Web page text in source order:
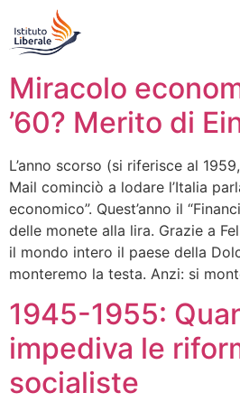
Miracolo
’60? Merito di
L’anno scorso (si riferisce al
Mail cominciò a lodare l’Italia
economico”. Quest’anno il
delle monete alla lira. Grazie a
il mondo intero il paese della
monteremo la testa. Anzi: si
1945-1955:
impediva le
socialiste